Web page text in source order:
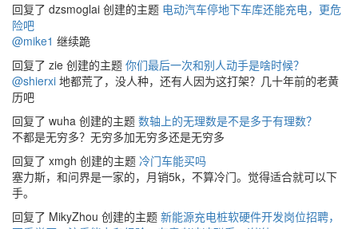
回复了 dzsmoglai 创建的主题 电动汽车停地下车库还能充电，更危
险吧
@mike1 继续跪
回复了 zie 创建的主题 你们最后一次和别人动手是啥时候？
@shierxi 地都荒了，没人种，还有人因为这打架？几十年前的老黄
历吧
回复了 wuha 创建的主题 数轴上的无理数是不是多于有理数？
不都是无穷多？无穷多加无穷多还是无穷多
回复了 xmgh 创建的主题 冷门车能买吗
塞力斯，和问界是一家的，月销5k，不算冷门。觉得适合就可以下
手。
回复了 MikyZhou 创建的主题 新能源充电桩软硬件开发岗位招聘，